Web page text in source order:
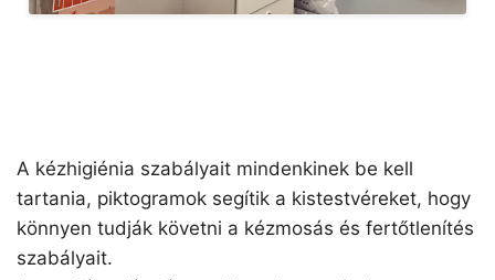
A kézhigiénia szabályait mindenkinek be kell
tartania, piktogramok segítik a kistestvéreket, hogy
könnyen tudják követni a kézmosás és fertőtlenítés
szabályait.